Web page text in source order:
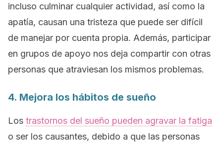
incluso culminar cualquier actividad, así como la
apatía, causan una tristeza que puede ser difícil
de manejar por cuenta propia. Además, participar
en grupos de apoyo nos deja compartir con otras
personas que atraviesan los mismos problemas.
4. Mejora los hábitos de sueño
Los trastornos del sueño pueden agravar la fatiga
o ser los causantes, debido a que las personas